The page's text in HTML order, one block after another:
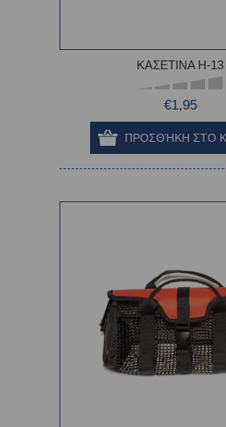
ΚΑΣΕΤΙΝΑ H-13
€1,95